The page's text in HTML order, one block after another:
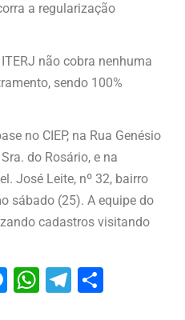
a regularização
não cobra nenhuma
sendo 100%
no CIEP, na Rua Genésio
do Rosário, e na
José Leite, nº 32, bairro
sábado (25). A equipe do
cadastros visitando
Messenger
WhatsApp
Telegram